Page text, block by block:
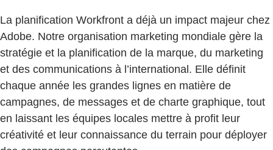
La planification Workfront a déjà un impact majeur chez
Adobe. Notre organisation marketing mondiale gère la
stratégie et la planification de la marque, du marketing
et des communications à l’international. Elle définit
chaque année les grandes lignes en matière de
campagnes, de messages et de charte graphique, tout
en laissant les équipes locales mettre à profit leur
créativité et leur connaissance du terrain pour déployer